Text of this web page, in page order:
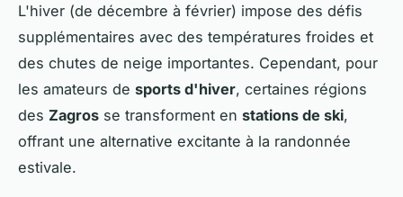
L'hiver (de décembre à février) impose des défis
supplémentaires avec des températures froides et
des chutes de neige importantes. Cependant, pour
les amateurs de sports d'hiver, certaines régions
des Zagros se transforment en stations de ski,
offrant une alternative excitante à la randonnée
estivale.